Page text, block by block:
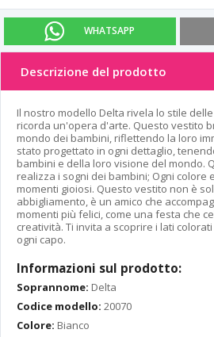
WHATSAPP
Descrizione del prodotto
Il nostro modello Delta rivela lo stile
ricorda un'opera d'arte. Questo vestito
mondo dei bambini, riflettendo la loro
stato progettato in ogni dettaglio,
bambini e della loro visione del mondo.
realizza i sogni dei bambini; Ogni colore
momenti gioiosi. Questo vestito non è
abbigliamento, è un amico che
momenti più felici, come una festa che
creatività. Ti invita a scoprire i lati
ogni capo.
Informazioni sul prodotto:
Soprannome: Delta
Codice modello: 20070
Colore: Bianco